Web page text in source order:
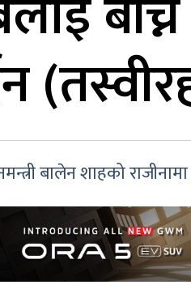
बालेन शाहको